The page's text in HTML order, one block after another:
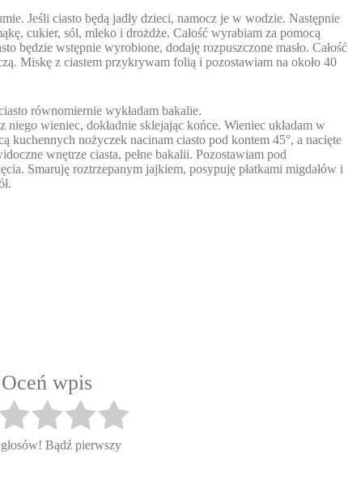
Jeśli ciasto będą jadły dzieci, namocz je w wodzie. Następnie
cukier, sól, mleko i drożdże. Całość wyrabiam za pomocą
będzie wstępnie wyrobione, dodaję rozpuszczone masło. Całość
Miskę z ciastem przykrywam folią i pozostawiam na około 40
równomiernie wykładam bakalie.
niego wieniec, dokładnie sklejając końce. Wieniec układam w
kuchennych nożyczek nacinam ciasto pod kontem 45°, a nacięte
wnętrze ciasta, pełne bakalii. Pozostawiam pod
Smaruję roztrzepanym jajkiem, posypuję płatkami migdałów i
Oceń wpis
Bądź pierwszy